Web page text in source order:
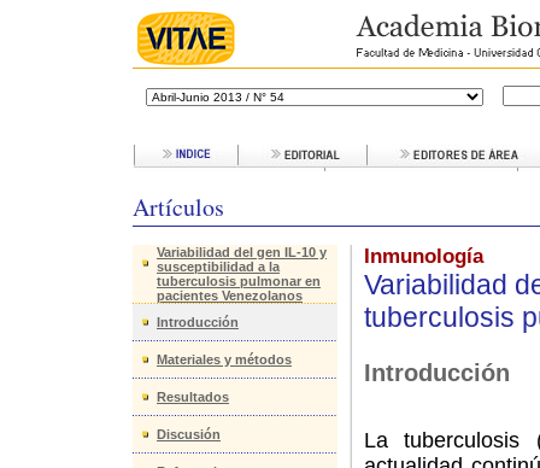
Artículos
Variabilidad del gen IL-10 y
susceptibilidad a la
tuberculosis pulmonar en
pacientes Venezolanos
Introducción
Materiales y métodos
Resultados
Discusión
Inmunología
Variabilidad
tuberculosis
Introducción
La